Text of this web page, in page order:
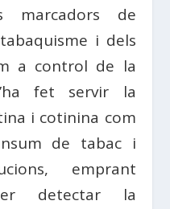
marcadors de
i dels
a control de la
fet servir la
i cotinina com
de tabac i
emprant
detectar la